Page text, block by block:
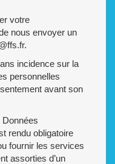
votre
nous envoyer un
incidence sur la
personnelles
avant son
Données
rendu obligatoire
fournir les services
assorties d’un